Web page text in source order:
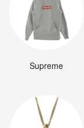
Supreme